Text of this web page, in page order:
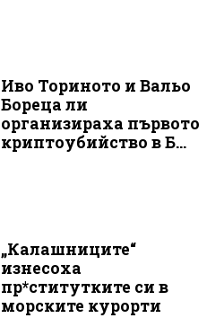
Иво Ториното и Вальо
Бореца ли
организираха първото
криптоубийство в Б...
„Калашниците“
изнесоха
пр*ститутките си в
морските курорти